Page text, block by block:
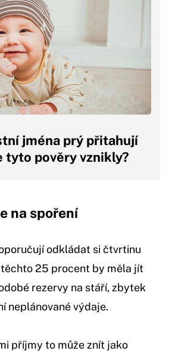
jména prý přitahují
tyto pověry vznikly?
na spoření
odkládat si čtvrtinu
25 procent by měla jít
rezervy na stáří, zbytek
neplánované výdaje.
příjmy to může znít jako